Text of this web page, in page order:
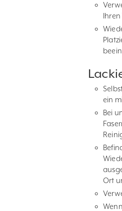
ein
Bei
Ort